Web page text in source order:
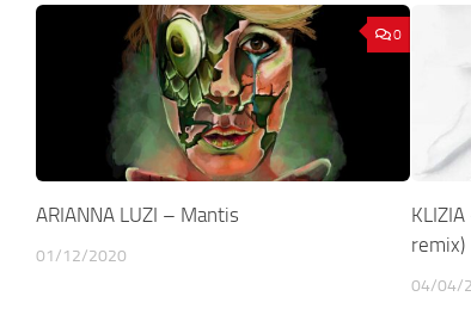
0
ARIANNA LUZI – Mantis
01/12/2020
remix)
04/04/